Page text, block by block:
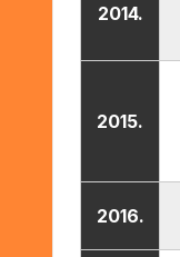
2014.
2015.
2016.